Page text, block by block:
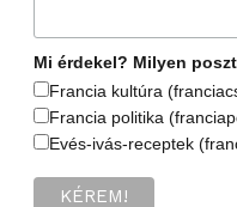
Mi érdekel? Milyen
Francia kultúra
Francia politika
Evés-ivás-receptek